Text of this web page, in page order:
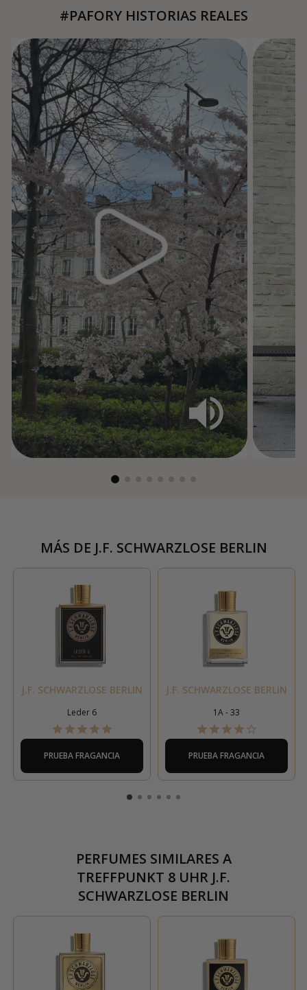
#PAFORY HISTORIAS REALES
MÁS DE J.F. SCHWARZLOSE BERLIN
J.F. SCHWARZLOSE BERLIN
Leder 6
PRUEBA FRAGANCIA
J.F. SCHWARZLOSE BERLIN
1A - 33
PRUEBA FRAGANCIA
PERFUMES SIMILARES A
TREFFPUNKT 8 UHR J.F.
SCHWARZLOSE BERLIN